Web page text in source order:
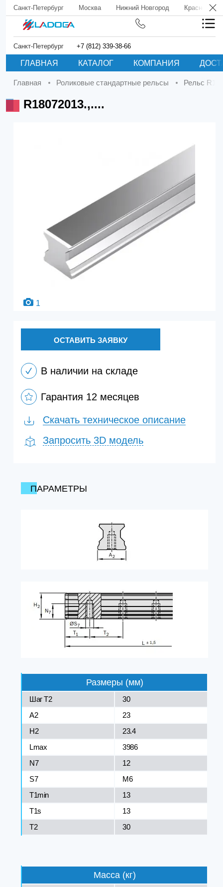
Санкт-Петербург Москва Нижний Новгород Краснодар
Санкт-Петербург +7 (812) 339-38-66
ГЛАВНАЯ КАТАЛОГ КОМПАНИЯ
Главная Роликовые стандартные рельсы Рельс
R18072013.,....
1
ОСТАВИТЬ ЗАЯВКУ
В наличии на складе
Гарантия 12 месяцев
Скачать техническое описание
Запросить 3D модель
ПАРАМЕТРЫ
Размеры (мм)
Шаг Т2
30
A2
23
H2
23.4
Lmax
3986
N7
12
S7
M6
T1min
13
T1s
13
T2
30
Масса (кг)